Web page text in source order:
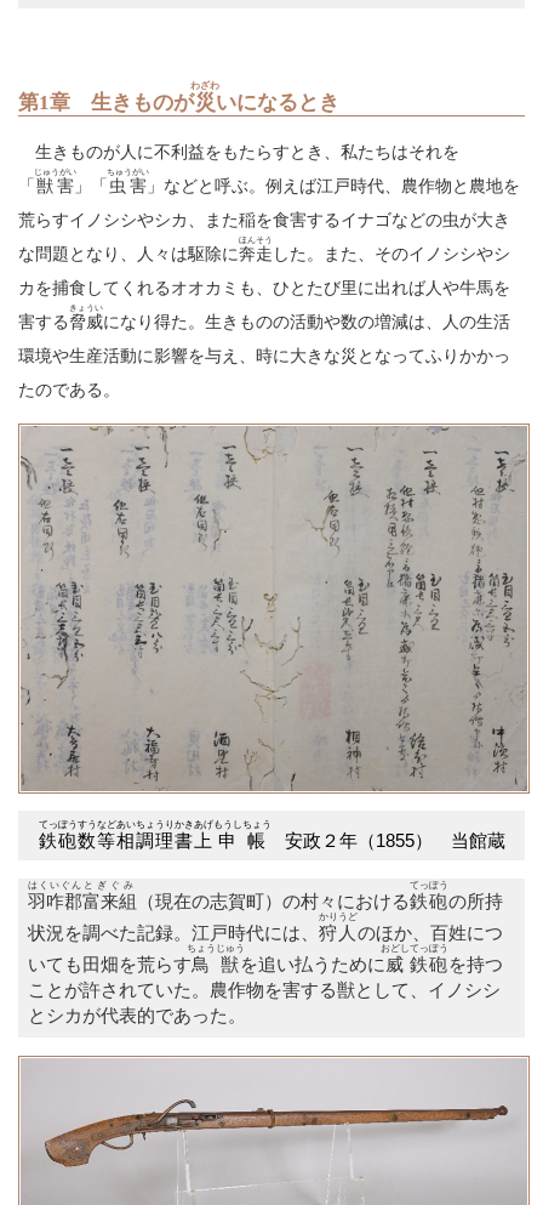
第1章 生きものが災
わざわ
いになるとき
生きものが人に不利益をもたらすとき、私たちはそれを
「獣害
じゅうがい
」「 虫害
ちゅうがい
」などと呼ぶ。例えば江戸時代、農作物と農地を
荒らすイノシシやシカ、また稲を食害するイナゴなどの虫が大き
な問題となり、人々は駆除に奔走
ほんそう
した。また、そのイノシシやシ
カを捕食してくれるオオカミも、ひとたび里に出れば人や牛馬を
害する脅威
きょうい
になり得た。生きものの活動や数の増減は、人の生活
環境や生産活動に影響を与え、時に大きな災となってふりかかっ
たのである。
鉄砲数等
てっぽうすうなど
相調理
あいちょうり
書上
かきあげ
申帳
もうしちょう
安政２年（1855） 当館蔵
羽咋郡
はくいぐん
富来組
とぎぐみ
（現在の志賀町）の村々における鉄砲
てっぽう
の所持
状況を調べた記録。江戸時代には、 狩人
かりうど
のほか、百姓につ
いても田畑を荒らす鳥獣
ちょうじゅう
を追い払うために 威
おどし
鉄砲
てっぽう
を持つ
ことが許されていた。農作物を害する獣として、イノシシ
とシカが代表的であった。